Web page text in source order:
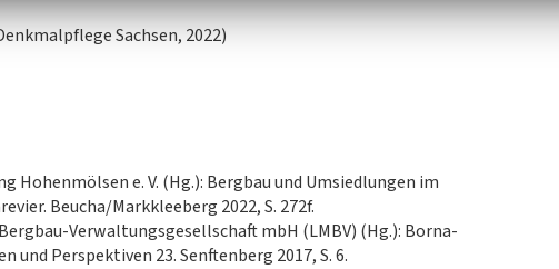
Sachsen, 2022)
Hohenmölsen e. V. (Hg.): Bergbau und Umsiedlungen im
Beucha/Markkleeberg 2022, S. 272f.
Verwaltungsgesellschaft mbH (LMBV) (Hg.): Borna-
und Perspektiven 23. Senftenberg 2017, S. 6.